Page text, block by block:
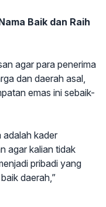
Baik dan Raih
agar para penerima
dan daerah asal,
emas ini sebaik-
adalah kader
agar kalian tidak
pribadi yang
daerah,”